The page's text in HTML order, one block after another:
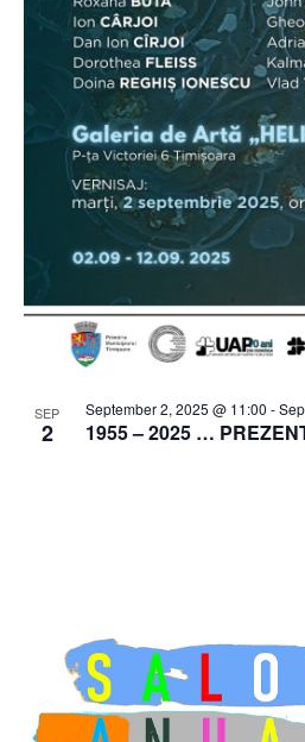
SEP
2 1955 – 2025 …
September 2, 2025 @ 11:00 -